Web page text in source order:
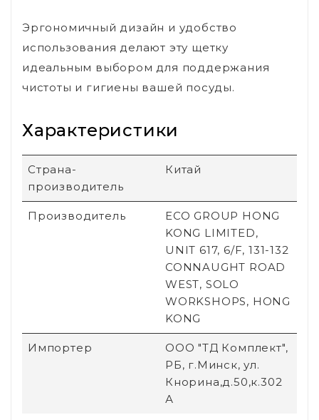
Эргономичный дизайн и удобство
использования делают эту щетку
идеальным выбором для поддержания
чистоты и гигиены вашей посуды.
Характеристики
Страна-
производитель
Китай
Производитель
ECO GROUP HONG
KONG LIMITED,
UNIT 617, 6/F, 131-132
CONNAUGHT ROAD
WEST, SOLO
WORKSHOPS, HONG
KONG
Импортер
ООО "ТД Комплект",
РБ, г.Минск, ул.
Кнорина,д.50,к.302
А